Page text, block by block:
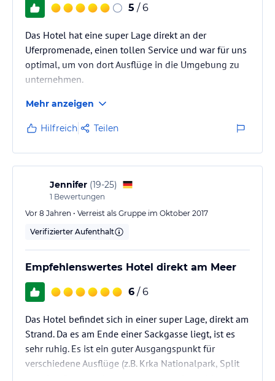
5 / 6
Das Hotel hat eine super Lage direkt an der
Uferpromenade, einen tollen Service und war für uns
optimal, um von dort Ausflüge in die Umgebung zu
unternehmen.
Mehr anzeigen
Hilfreich Teilen
Jennifer (19-25)
1 Bewertungen
Vor 8 Jahren • Verreist als Gruppe im Oktober 2017
Verifizierter Aufenthalt
Empfehlenswertes Hotel direkt am Meer
6 / 6
Das Hotel befindet sich in einer super Lage, direkt am
Strand. Da es am Ende einer Sackgasse liegt, ist es
sehr ruhig. Es ist ein guter Ausgangspunkt für
verschiedene Ausflüge (z.B. Krka Nationalpark, Split